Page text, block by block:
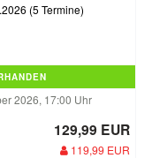
(5 Termine)
2026, 17:00 Uhr
129,99 EUR
119,99 EUR